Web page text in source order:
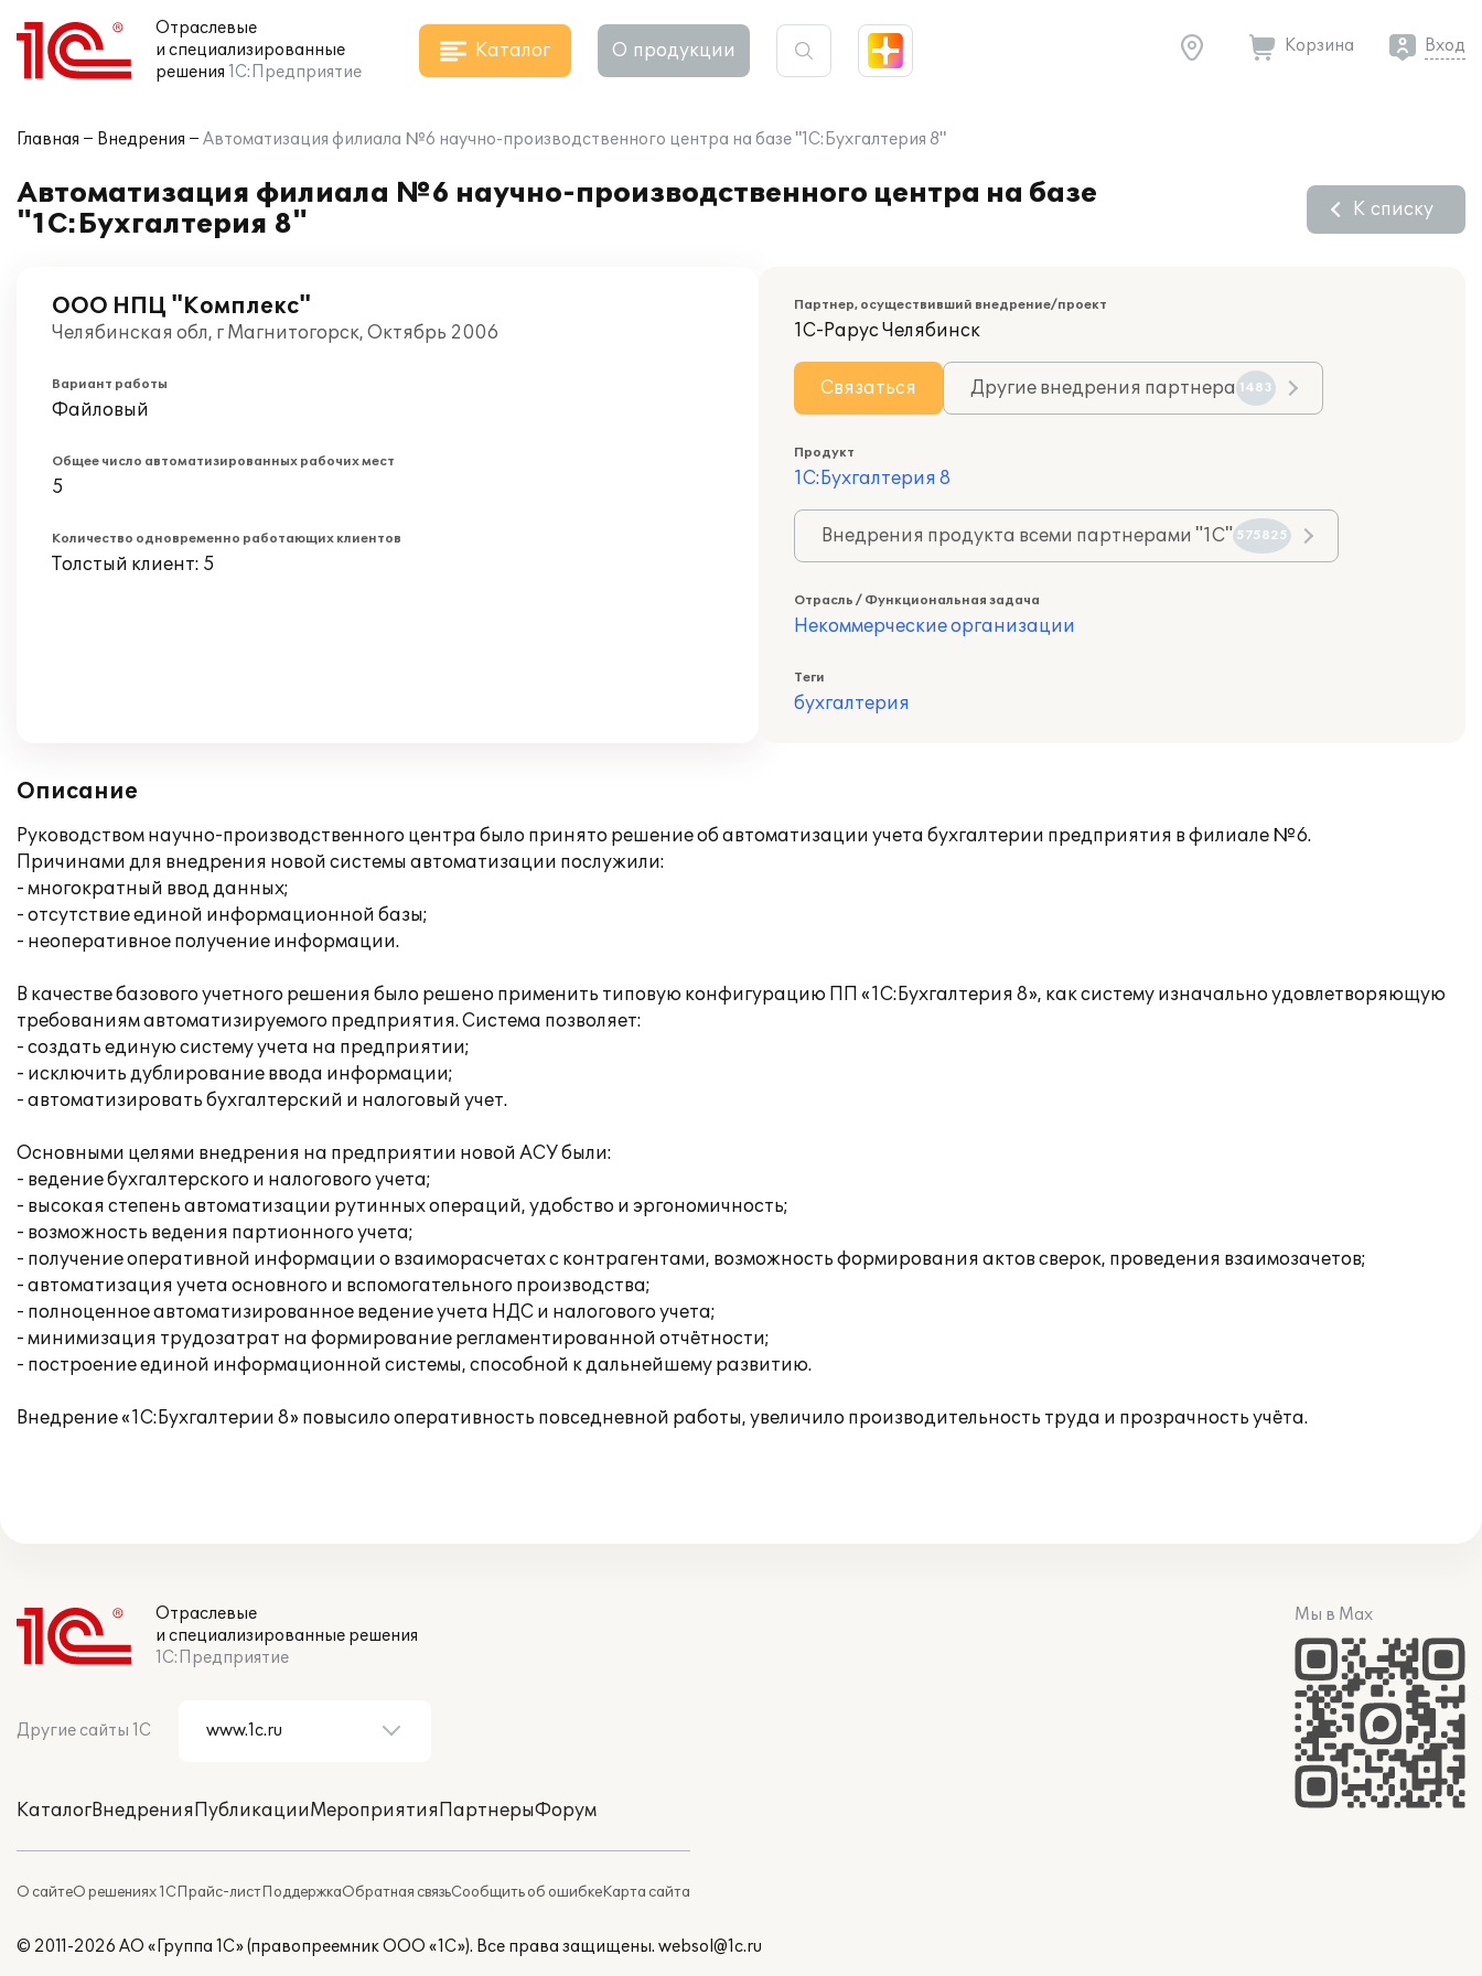
Отраслевые
и специализированные
решения 1С:Предприятие
Каталог О продукции Корзина Вход
Главная Внедрения Автоматизация филиала №6 научно-производственного центра на базе "1С:Бухгалтерия 8"
Автоматизация филиала №6 научно-производственного центра на базе
"1С:Бухгалтерия 8"
К списку
ООО НПЦ "Комплекс"
Челябинская обл, г Магнитогорск, Октябрь 2006
Вариант работы
Файловый
Общее число автоматизированных рабочих мест
5
Количество одновременно работающих клиентов
Толстый клиент: 5
Партнер, осуществивший внедрение/проект
1С-Рарус Челябинск
Связаться Другие внедрения партнера 1483
Продукт
1С:Бухгалтерия 8
Внедрения продукта всеми партнерами "1С" 575825
Отрасль / Функциональная задача
Некоммерческие организации
Теги
бухгалтерия
Описание
Руководством научно-производственного центра было принято решение об автоматизации учета бухгалтерии предприятия в филиале №6.
Причинами для внедрения новой системы автоматизации послужили:
- многократный ввод данных;
- отсутствие единой информационной базы;
- неоперативное получение информации.
В качестве базового учетного решения было решено применить типовую конфигурацию ПП «1С:Бухгалтерия 8», как систему изначально удовлетворяющую
требованиям автоматизируемого предприятия. Система позволяет:
- создать единую систему учета на предприятии;
- исключить дублирование ввода информации;
- автоматизировать бухгалтерский и налоговый учет.
Основными целями внедрения на предприятии новой АСУ были:
- ведение бухгалтерского и налогового учета;
- высокая степень автоматизации рутинных операций, удобство и эргономичность;
- возможность ведения партионного учета;
- получение оперативной информации о взаиморасчетах с контрагентами, возможность формирования актов сверок, проведения взаимозачетов;
- автоматизация учета основного и вспомогательного производства;
- полноценное автоматизированное ведение учета НДС и налогового учета;
- минимизация трудозатрат на формирование регламентированной отчётности;
- построение единой информационной системы, способной к дальнейшему развитию.
Внедрение «1С:Бухгалтерии 8» повысило оперативность повседневной работы, увеличило производительность труда и прозрачность учёта.
Отраслевые
и специализированные решения
1С:Предприятие
Другие сайты 1С
КаталогВнедренияПубликацииМероприятияПартнерыФорум
О сайтеО решениях 1СПрайс-листПоддержкаОбратная связьСообщить об ошибкеКарта сайта
Мы в Max
© 2011-2026 АО «Группа 1С» (правопреемник ООО «1С»). Все права защищены. websol@1c.ru